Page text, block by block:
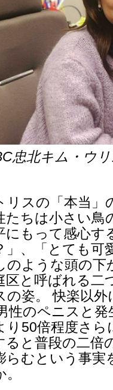
忠北キム・ウ
リスの「本当」
たちは小さい鳥
にもって感心す
」、「とても可
のような頭の下
区と呼ばれる二
の姿。 快楽以
性のペニスと
り50倍程度さ
ると普段の二倍
らむという事